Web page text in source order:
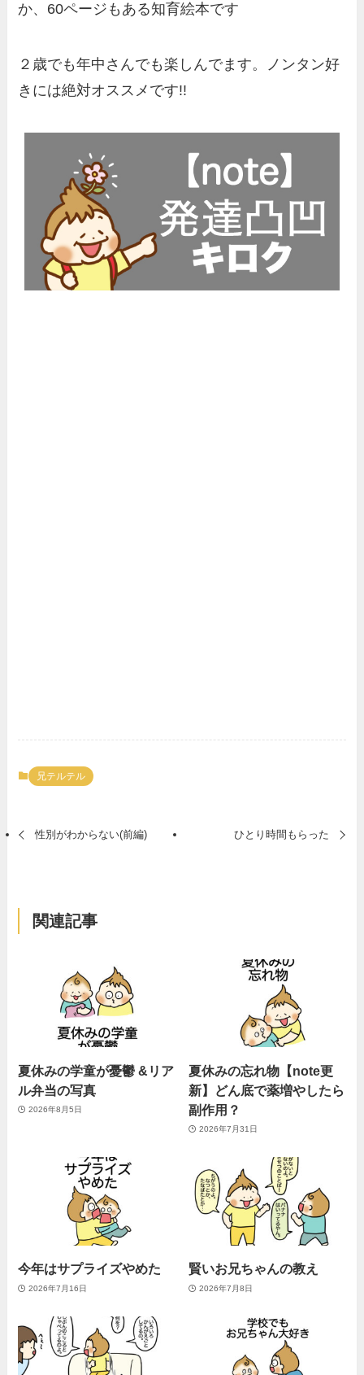
か、60ページもある知育絵本です
２歳でも年中さんでも楽しんでます。ノンタン好
きには絶対オススメです!!
兄テルテル
性別がわからない(前編) ひとり時間もらった
関連記事
夏休みの学童が憂鬱 &リア
ル弁当の写真
2026年8月5日
夏休みの忘れ物【note更
新】どん底で薬増やしたら
副作用？
2026年7月31日
今年はサプライズやめた
2026年7月16日
賢いお兄ちゃんの教え
2026年7月8日